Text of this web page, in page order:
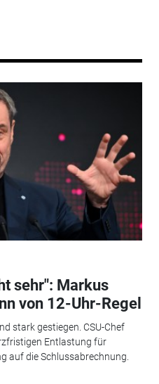
sehr": Markus
von 12-Uhr-Regel
stark gestiegen. CSU-Chef
Entlastung für
auf die Schlussabrechnung.